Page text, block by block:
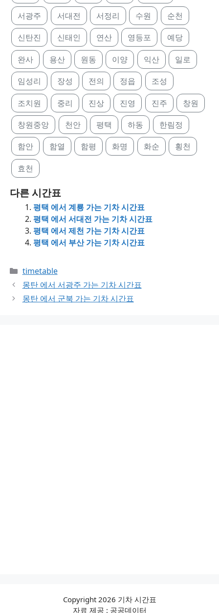
서광주 서대전 서정리 수원 순천
신탄진 신태인 연산 영등포 예당
완사 용산 원동 이양 익산 일로
임성리 장성 전의 정읍 조성
조치원 중리 진상 진영 진주 창원
창원중앙 천안 평택 하동 한림정
함안 함열 함평 화명 화순 횡천
효천
다른 시간표
평택 에서 계룡 가는 기차 시간표
평택 에서 서대전 가는 기차 시간표
평택 에서 제천 가는 기차 시간표
평택 에서 부산 가는 기차 시간표
Categories
timetable
몽탄 에서 서광주 가는 기차 시간표
몽탄 에서 군북 가는 기차 시간표
Copyright 2026 기차 시간표
자료 제공 : 공공데이터